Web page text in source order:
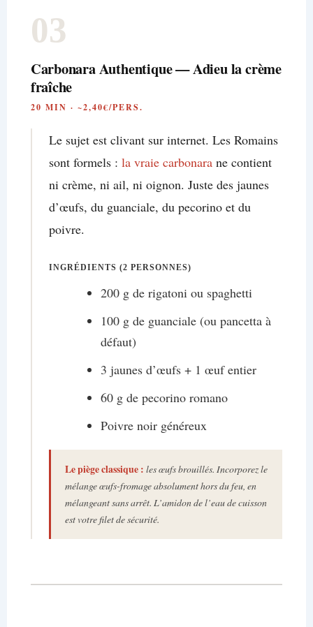
03
Carbonara Authentique — Adieu la crème
fraîche
20 MIN · ~2,40€/PERS.
Le sujet est clivant sur internet. Les Romains
sont formels : la vraie carbonarane contient
ni crème, ni ail, ni oignon. Juste des jaunes
d’œufs, du guanciale, du pecorino et du
poivre.
INGRÉDIENTS (2 PERSONNES)
200 g de rigatoni ou spaghetti
100 g de guanciale (ou pancetta à
défaut)
3 jaunes d’œufs + 1 œuf entier
60 g de pecorino romano
Poivre noir généreux
Le piège classique : les œufs brouillés. Incorporez le
mélange œufs-fromage absolument hors du feu, en
mélangeant sans arrêt. L’amidon de l’eau de cuisson
est votre filet de sécurité.